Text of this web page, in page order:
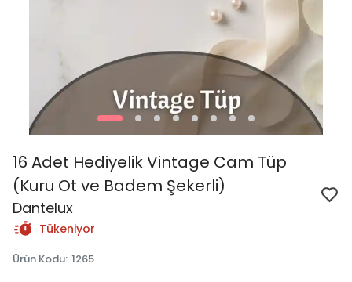
16 Adet Hediyelik Vintage Cam Tüp
(Kuru Ot ve Badem Şekerli)
Dantelux
Tükeniyor
Ürün Kodu: 1265